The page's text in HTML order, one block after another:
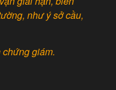
như ý sở cầu,
giám.